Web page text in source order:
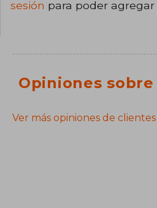
sesión para poder
Opiniones
Ver más opiniones de clientes